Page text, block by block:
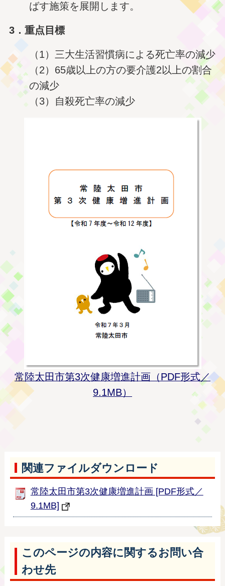
ばす施策を展開します。
3．重点目標
（1）三大生活習慣病による死亡率の減少
（2）65歳以上の方の要介護2以上の割合
の減少
（3）自殺死亡率の減少
常陸太田市第3次健康増進計画（PDF形式／
9.1MB）
関連ファイルダウンロード
常陸太田市第3次健康増進計画 [PDF形式／
9.1MB]
このページの内容に関するお問い合
わせ先